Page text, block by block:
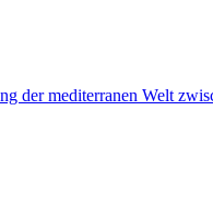
der mediterranen Welt